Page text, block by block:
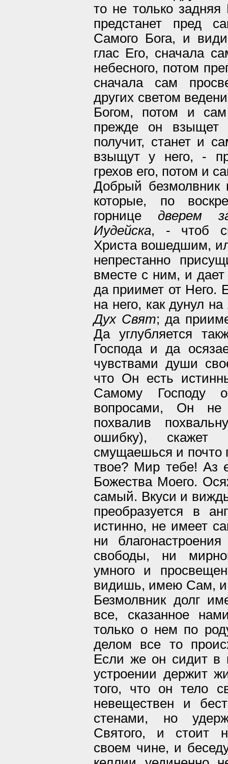
то не только задняя
предстанет пред
Самого Бога, и
глас Его, сначала
небесного, потом
сначала сам
других светом
Богом, потом и
прежде он взыщет
получит, станет и
взыщут у него, -
грехов его, потом и
Добрый безмолвник
которые, по
горнице дверем
Иудейска, - чтоб
Христа вошедшим,
непрестанно
вместе с ним, и
да приимет от Него.
на него, как дунул
Дух Свят; да
Да углубляется
Господа и да
чувствами души
что Он есть
Самому Господу
вопросами, Он не
похвалив
ошибку),
смущаешься и почто
твое? Мир тебе! Аз
Божества Моего.
самый. Вкуси и
преобразуется в
истинно, не имеет
ни
свободы, ни
умного и
видишь, имею Сам, и
Безмолвник долг
все, сказанное
только о нем по
делом все то
Если же он сидит в
устроении держит
того, что он тело
невеществен и
стенами, но
Святого, и стоит
своем чине, и